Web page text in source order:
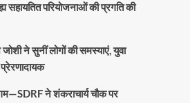
सहायतित परियोजनाओं की प्रगति की
ने सुनीं लोगों की समस्याएं, युवा
ने शंकराचार्य चौक पर